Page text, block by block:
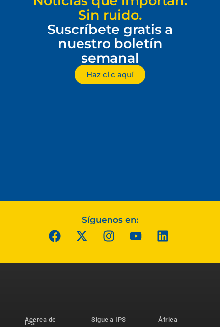
Sin ruido.
Suscríbete gratis a
nuestro boletín
semanal
Haz clic aquí
Síguenos en:
Acerca de
IPS
Sigue a IPS
África